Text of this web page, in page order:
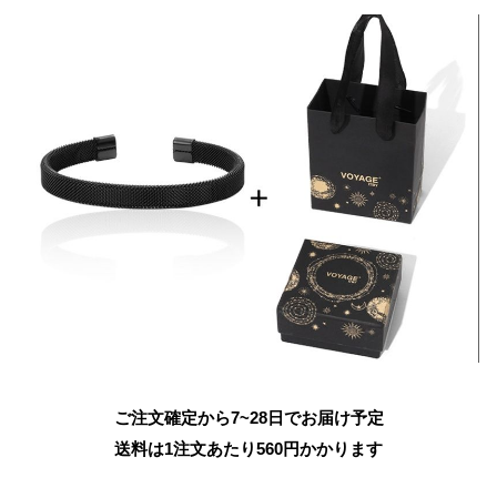
ご注文確定から7~28日でお届け予定
送料は1注文あたり560円かかります